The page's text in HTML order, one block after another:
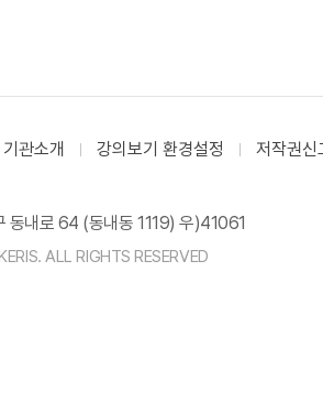
기관소개 강의보기 환경설정 저작권신
동내로 64 (동내동 1119) 우)41061
ALL RIGHTS RESERVED